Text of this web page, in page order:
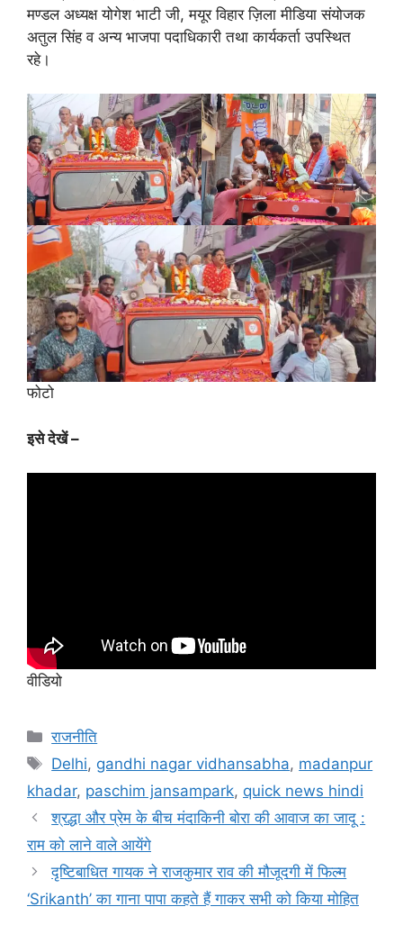
मण्डल अध्यक्ष योगेश भाटी जी, मयूर विहार ज़िला मीडिया संयोजक
अतुल सिंह व अन्य भाजपा पदाधिकारी तथा कार्यकर्ता उपस्थित
रहे।
फोटो
इसे देखें –
वीडियो
राजनीति
Delhi, gandhi nagar vidhansabha, madanpur
khadar, paschim jansampark, quick news hindi
श्रद्धा और प्रेम के बीच मंदाकिनी बोरा की आवाज का जादू :
राम को लाने वाले आयेंगे
दृष्टिबाधित गायक ने राजकुमार राव की मौजूदगी में फिल्म
‘Srikanth’ का गाना पापा कहते हैं गाकर सभी को किया मोहित